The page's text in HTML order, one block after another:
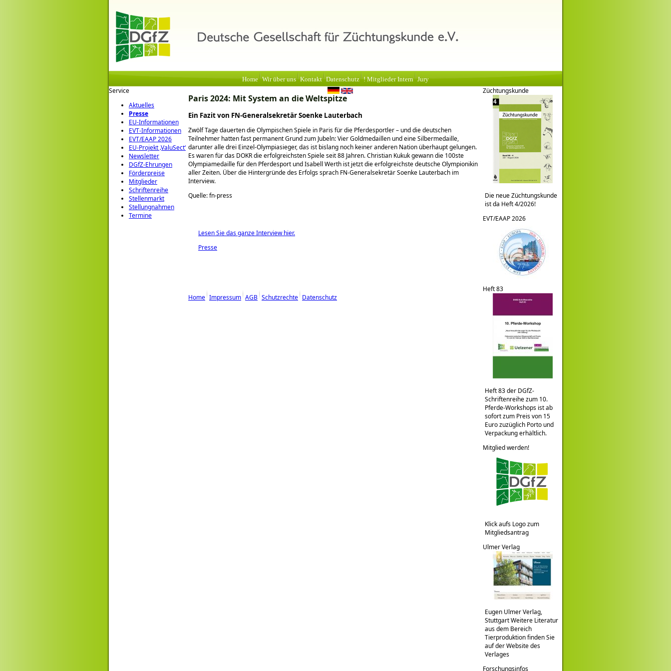
Home Wir über uns Kontakt Datenschutz ! Mitglieder Intern Jury
Service
Aktuelles
Presse
EU-Informationen
EVT-Informationen
EVT/EAAP 2026
EU-Projekt ‚ValuSect‘
Newsletter
DGfZ-Ehrungen
Förderpreise
Mitglieder
Schriftenreihe
Stellenmarkt
Stellungnahmen
Termine
Paris 2024: Mit System an die Weltspitze
Ein Fazit von FN-Generalsekretär Soenke Lauterbach
Zwölf Tage dauerten die Olympischen Spiele in Paris für die Pferdesportler – und die deutschen
Teilnehmer hatten fast permanent Grund zum Jubeln: Vier Goldmedaillen und eine Silbermedaille,
darunter alle drei Einzel-Olympiasieger, das ist bislang noch keiner anderen Nation überhaupt gelungen.
Es waren für das DOKR die erfolgreichsten Spiele seit 88 Jahren. Christian Kukuk gewann die 100ste
Olympiamedaille für den Pferdesport und Isabell Werth ist jetzt die erfolgreichste deutsche Olympionikin
aller Zeiten. Über die Hintergründe des Erfolgs sprach FN-Generalsekretär Soenke Lauterbach im
Interview.
Quelle: fn-press
Lesen Sie das ganze Interview hier.
Presse
Home Impressum AGB Schutzrechte Datenschutz
Züchtungskunde
Die neue Züchtungskunde
ist da Heft 4/2026!
EVT/EAAP 2026
Heft 83
Heft 83 der DGfZ-
Schriftenreihe zum 10.
Pferde-Workshops ist ab
sofort zum Preis von 15
Euro zuzüglich Porto und
Verpackung erhältlich.
Mitglied werden!
Klick aufs Logo zum
Mitgliedsantrag
Ulmer Verlag
Eugen Ulmer Verlag,
Stuttgart Weitere Literatur
aus dem Bereich
Tierproduktion finden Sie
auf der Website des
Verlages
Forschungsinfos